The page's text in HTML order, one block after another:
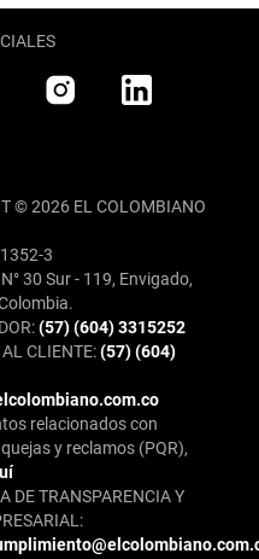
© 2026 EL COLOMBIANO
3
30 Sur - 119, Envigado,
(57) (604) 3315252
CLIENTE:(57) (604)
relacionados con
y reclamos (PQR),
DE TRANSPARENCIA Y